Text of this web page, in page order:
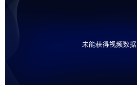
未能获得视频数据